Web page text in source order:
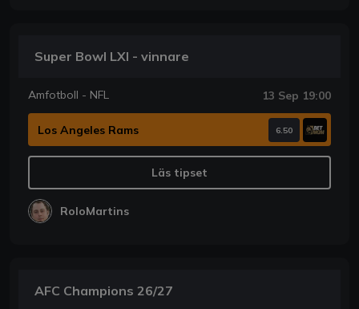
Super Bowl LXI - vinnare
Amfotboll - NFL 13 Sep 19:00
Los Angeles Rams 6.50
Läs tipset
RoloMartins
AFC Champions 26/27